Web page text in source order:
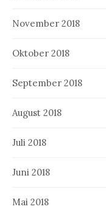
November 2018
Oktober 2018
September 2018
August 2018
Juli 2018
Juni 2018
Mai 2018